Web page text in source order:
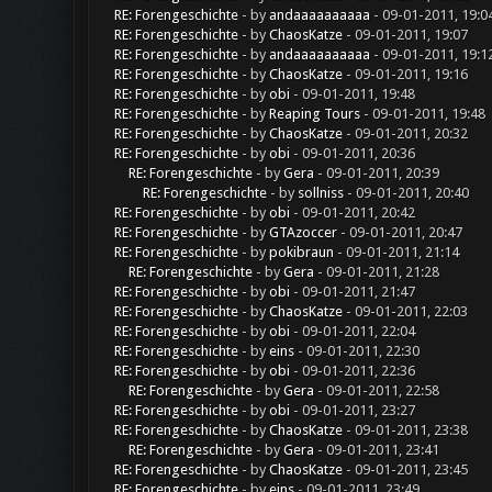
RE: Forengeschichte - byandaaaaaaaaaa - 09-01-2011,
RE: Forengeschichte - byChaosKatze- 09-01-2011, 19:07
RE: Forengeschichte - byandaaaaaaaaaa - 09-01-2011,
RE: Forengeschichte - byChaosKatze- 09-01-2011, 19:16
RE: Forengeschichte - byobi- 09-01-2011, 19:48
RE: Forengeschichte - byReaping Tours- 09-01-2011, 19:48
RE: Forengeschichte - byChaosKatze- 09-01-2011, 20:32
RE: Forengeschichte - byobi- 09-01-2011, 20:36
RE: Forengeschichte - byGera - 09-01-2011, 20:39
RE: Forengeschichte - by sollniss- 09-01-2011, 20:40
RE: Forengeschichte - byobi- 09-01-2011, 20:42
RE: Forengeschichte - byGTAzoccer- 09-01-2011, 20:47
RE: Forengeschichte - bypokibraun - 09-01-2011, 21:14
RE: Forengeschichte - byGera - 09-01-2011, 21:28
RE: Forengeschichte - byobi- 09-01-2011, 21:47
RE: Forengeschichte - byChaosKatze- 09-01-2011, 22:03
RE: Forengeschichte - byobi- 09-01-2011, 22:04
RE: Forengeschichte - byeins- 09-01-2011, 22:30
RE: Forengeschichte - byobi- 09-01-2011, 22:36
RE: Forengeschichte - byGera - 09-01-2011, 22:58
RE: Forengeschichte - byobi- 09-01-2011, 23:27
RE: Forengeschichte - byChaosKatze- 09-01-2011, 23:38
RE: Forengeschichte - byGera - 09-01-2011, 23:41
RE: Forengeschichte - byChaosKatze- 09-01-2011, 23:45